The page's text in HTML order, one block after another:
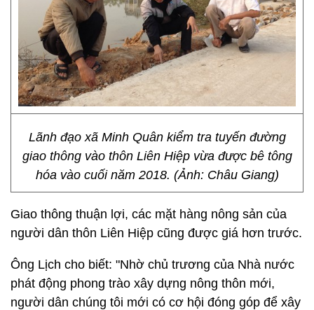
Lãnh đạo xã Minh Quân kiểm tra tuyến đường
giao thông vào thôn Liên Hiệp vừa được bê tông
hóa vào cuối năm 2018. (Ảnh: Châu Giang)
Giao thông thuận lợi, các mặt hàng nông sản của
người dân thôn Liên Hiệp cũng được giá hơn trước.
Ông Lịch cho biết: "Nhờ chủ trương của Nhà nước
phát động phong trào xây dựng nông thôn mới,
người dân chúng tôi mới có cơ hội đóng góp để xây